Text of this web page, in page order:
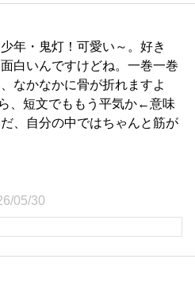
年・鬼灯！可愛い～。好き
白いんですけどね。一巻一巻
なかなかに骨が折れますよ
、短文でももう平気か←意味
、自分の中ではちゃんと筋が
05/30